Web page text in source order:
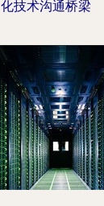
化技术沟通桥梁